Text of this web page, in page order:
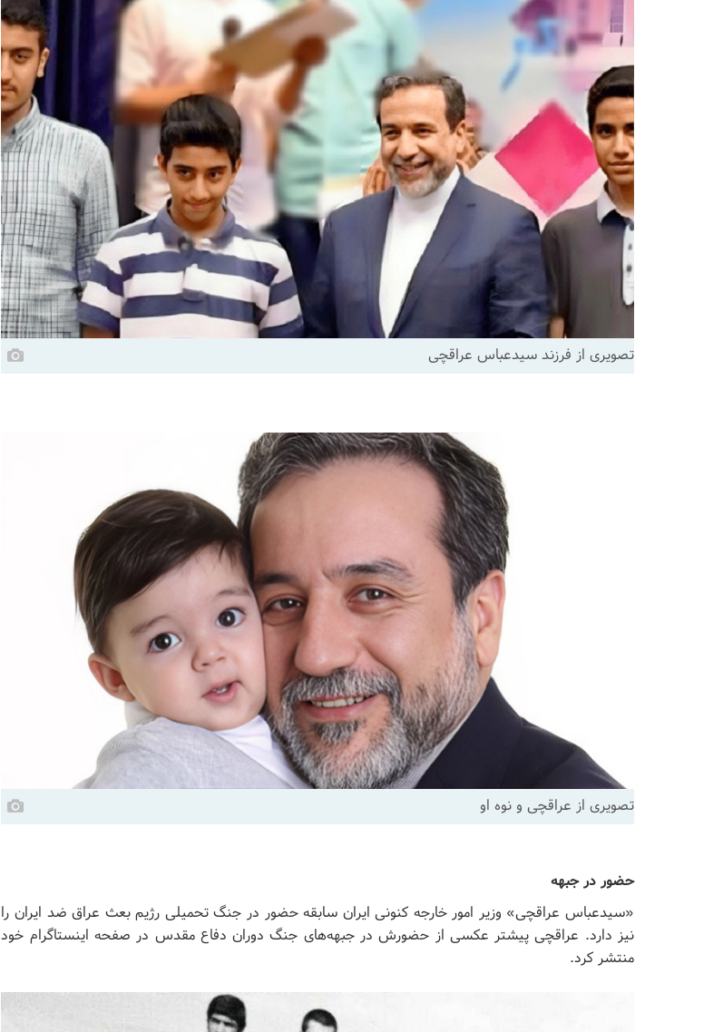
تصویری از فرزند سیدعباس عراقچی
تصویری از عراقچی و نوه او
حضور در جبهه
«سیدعباس عراقچی» وزیر امور خارجه کنونی ایران سابقه حضور در جنگ تحمیلی رژیم بعث عراق ضد ایران را
نیز دارد. عراقچی پیشتر عکسی از حضورش در جبهه‌های جنگ دوران دفاع مقدس در صفحه اینستاگرام خود
منتشر کرد.